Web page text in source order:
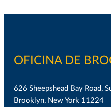
OFICINA DE
626 Sheepshead Bay Road,
Brooklyn, New York 11224